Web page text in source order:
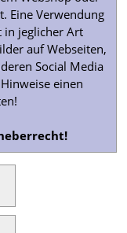
Eine Verwendung
in jeglicher Art
auf Webseiten,
Social Media
einen